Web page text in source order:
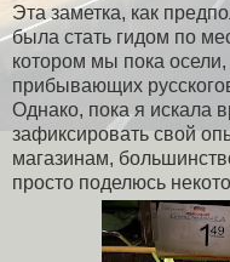
Эта заметка, как
была стать гидом по
котором мы пока
прибывающих
Однако, пока я искала
зафиксировать свой
магазинам,
просто поделюсь